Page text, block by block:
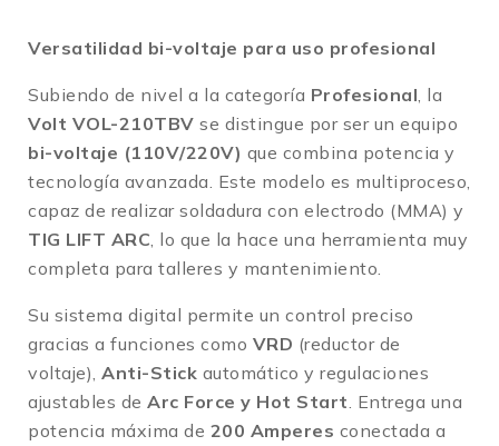
Versatilidad bi-voltaje para uso profesional
Subiendo de nivel a la categoría Profesional , la
Volt VOL-210TBV se distingue por ser un equipo
bi-voltaje (110V/220V) que combina potencia y
tecnología avanzada Este modelo es multiproceso,
capaz de realizar soldadura con electrodo (MMA) y
TIG LIFT ARC , lo que la hace una herramienta muy
completa para talleres y mantenimiento
Su sistema digital permite un control preciso
gracias a funciones como VRD (reductor de
voltaje), Anti-Stick automático y regulaciones
ajustables de Arc Force y Hot Start Entrega una
potencia máxima de 200 Amperes conectada a